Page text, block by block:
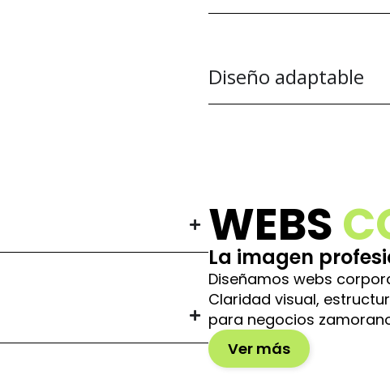
Diseño adaptable
WEBS
La imagen
Diseñamos webs
Claridad visual,
para negocios
Ver más